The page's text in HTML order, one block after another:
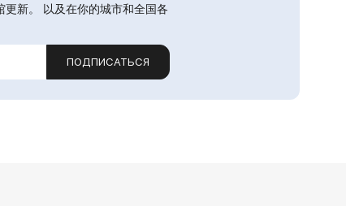
新。 以及在你的城市和全国各
ПОДПИСАТЬСЯ